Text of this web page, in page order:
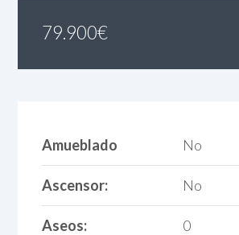
79.900€
Amueblado No
Ascensor: No
Aseos: 0